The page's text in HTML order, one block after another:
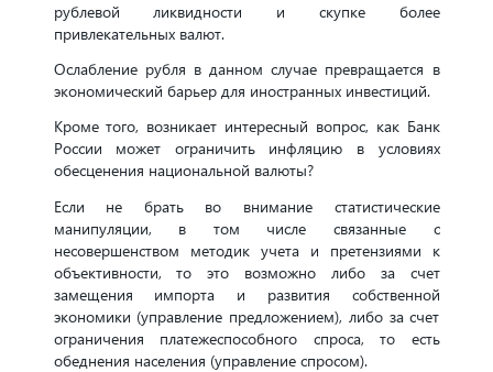
рублевой ликвидности и скупке более
привлекательных валют.
Ослабление рубля в данном случае превращается в
экономический барьер для иностранных инвестиций.
Кроме того, возникает интересный вопрос, как Банк
России может ограничить инфляцию в условиях
обесценения национальной валюты?
Если не брать во внимание статистические
манипуляции, в том числе связанные с
несовершенством методик учета и претензиями к
объективности, то это возможно либо за счет
замещения импорта и развития собственной
экономики (управление предложением), либо за счет
ограничения платежеспособного спроса, то есть
обеднения населения (управление спросом).